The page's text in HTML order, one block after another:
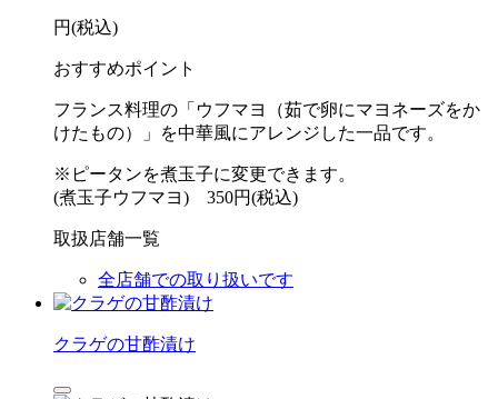
円(税込)
おすすめポイント
フランス料理の「ウフマヨ（茹で卵にマヨネーズをか
けたもの）」を中華風にアレンジした一品です。
※ピータンを煮玉子に変更できます。
(煮玉子ウフマヨ) 350円(税込)
取扱店舗一覧
全店舗での取り扱いです
クラゲの甘酢漬け